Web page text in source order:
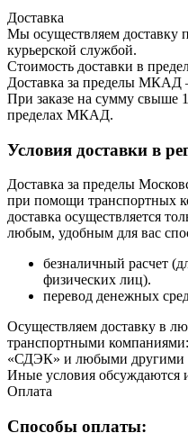
Доставка
Мы осуществляем доставку
курьерской службой.
Стоимость доставки в
Доставка за пределы МКАД
При заказе на сумму свыше
пределах МКАД.
Условия доставки в
Доставка за пределы
при помощи транспортных
доставка осуществляется
любым, удобным для вас
безналичный расчет
физических лиц).
перевод денежных
Осуществляем доставку в
транспортными
«СДЭК» и любыми другими
Иные условия обсуждаются
Оплата
Способы оплаты: